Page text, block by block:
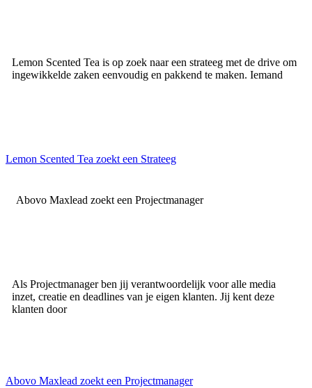
Lemon Scented Tea is op zoek naar een strateeg met de drive om
ingewikkelde zaken eenvoudig en pakkend te maken. Iemand
Lemon Scented Tea zoekt een Strateeg
Abovo Maxlead zoekt een Projectmanager
Als Projectmanager ben jij verantwoordelijk voor alle media
inzet, creatie en deadlines van je eigen klanten. Jij kent deze
klanten door
Abovo Maxlead zoekt een Projectmanager